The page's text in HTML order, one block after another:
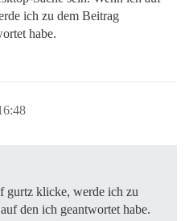
ich zu dem Beitrag
habe.
gurtz klicke, werde ich zu
den ich geantwortet habe.